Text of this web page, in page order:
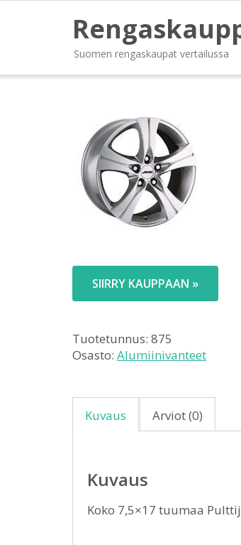
Suomen rengaskaupat vertailussa
SIIRRY KAUPPAAN »
Tuotetunnus: 875
Osasto: Alumiinivanteet
Kuvaus Arviot (0)
Kuvaus
Koko 7,5×17 tuumaa